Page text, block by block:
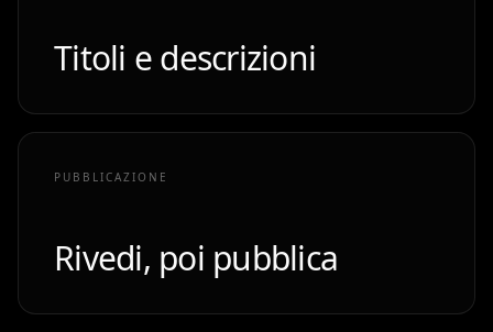
Titoli e descrizioni
PUBBLICAZIONE
Rivedi, poi pubblica